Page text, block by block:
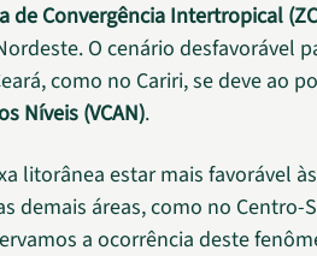
de Convergência Intertropical
O cenário desfavorável
como no Cariri, se deve ao
Níveis (VCAN).
litorânea estar mais favorável
demais áreas, como no
a ocorrência deste